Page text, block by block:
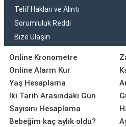
Telif Hakları ve Alıntı
Sorumluluk Reddi
Bize Ulaşın
Online Kronometre
Online Alarm Kur
Yaş Hesaplama
İki Tarih Arasındaki Gün
Sayısını Hesaplama
Bebeğim kaç aylık oldu?